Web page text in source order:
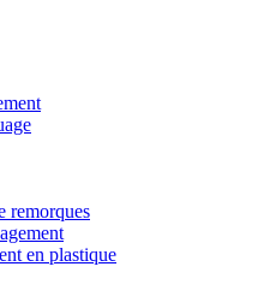
remorques
en plastique